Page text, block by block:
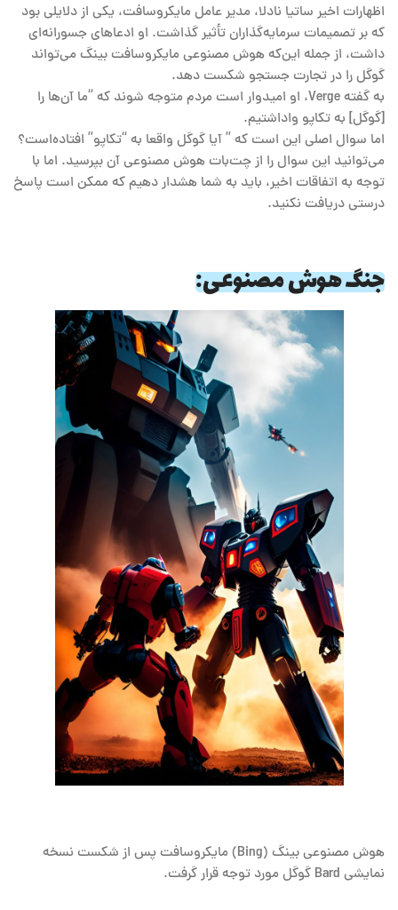
اظهارات اخیر ساتیا نادلا، مدیر عامل مایکروسافت، یکی از دلایلی بود
که بر تصمیمات سرمایه‌گذاران تأثیر گذاشت. او ادعاهای جسورانه‌ای
داشت، از جمله این‌که هوش مصنوعی مایکروسافت بینگ می‌تواند
گوگل را در تجارت جستجو شکست دهد.
به گفته Verge، او امیدوار است مردم متوجه شوند که “ما آن‌ها را
[گوگل] به تکاپو واداشتیم.
اما سوال اصلی این است که ” آیا گوگل واقعا به “تکاپو” افتاده‌است؟
می‌توانید این سوال را از چت‌بات هوش مصنوعی آن بپرسید. اما با
توجه به اتفاقات اخیر، باید به شما هشدار دهیم که ممکن است پاسخ
درستی دریافت نکنید.
جنگ هوش مصنوعی:
هوش مصنوعی بینگ (Bing) مایکروسافت پس از شکست نسخه
نمایشی Bard گوگل مورد توجه قرار گرفت.